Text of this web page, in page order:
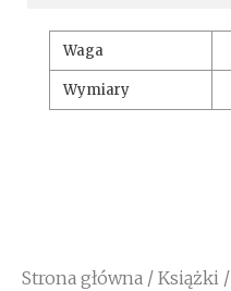
Waga
Wymiary
Strona główna / Książki /